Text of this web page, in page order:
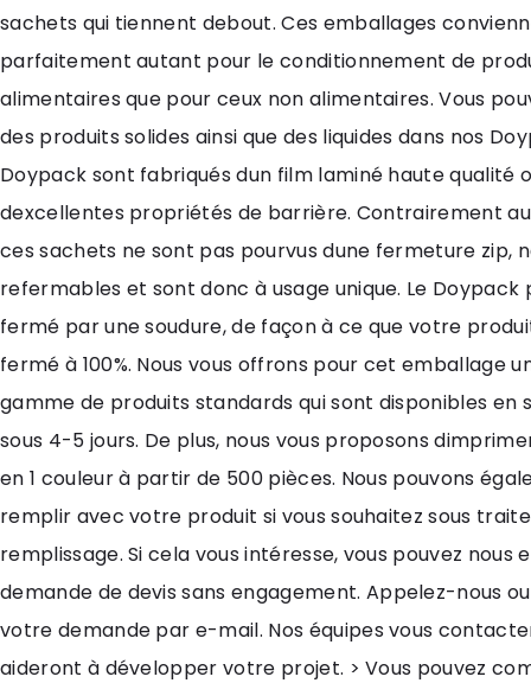
sachets qui tiennent debout. Ces emballages
parfaitement autant pour le conditionnement de
alimentaires que pour ceux non alimentaires. Vous
des produits solides ainsi que des liquides dans nos
Doypack sont fabriqués dun film laminé haute qualité
dexcellentes propriétés de barrière. Contrairement
ces sachets ne sont pas pourvus dune fermeture zip,
refermables et sont donc à usage unique. Le Doypack
fermé par une soudure, de façon à ce que votre
fermé à 100%. Nous vous offrons pour cet emballage
gamme de produits standards qui sont disponibles en
sous 4-5 jours. De plus, nous vous proposons
en 1 couleur à partir de 500 pièces. Nous pouvons
remplir avec votre produit si vous souhaitez sous
remplissage. Si cela vous intéresse, vous pouvez nous
demande de devis sans engagement. Appelez-nous
votre demande par e-mail. Nos équipes vous
aideront à développer votre projet. > Vous pouvez